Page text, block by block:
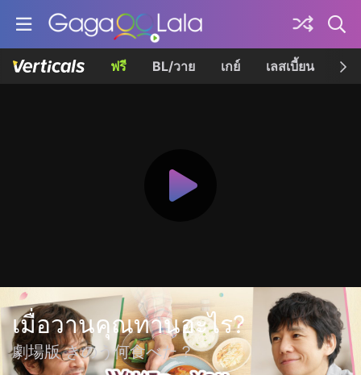
ฟรี BL/วาย เกย์ เลสเบี้ยน เค
เมื่อวานคุณทานอะไร?
劇場版 きのう何食べた？